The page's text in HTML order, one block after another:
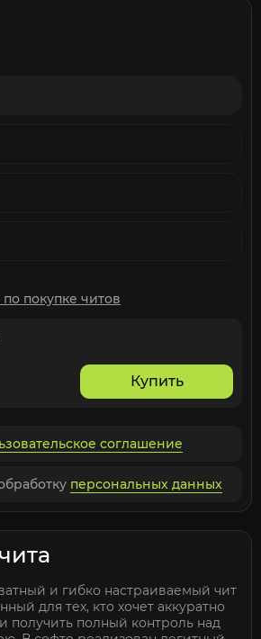
покупке читов
Купить
соглашение
персональных данных
и гибко настраиваемый чит
для тех, кто хочет аккуратно
получить полный контроль над